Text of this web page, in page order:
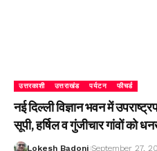
उत्तरकाशी उत्तराखंड पर्यटन फीचर्ड
नई दिल्ली विज्ञान भवन में
सूपी, हर्षिल व गुंजीचार गांवों को
Lokesh Badoni September 27,